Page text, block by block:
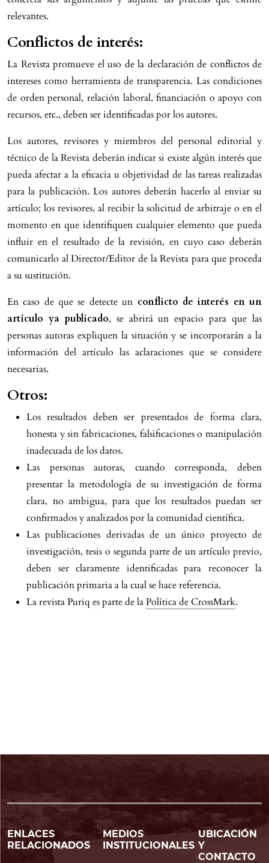
relevantes.
Conflictos de interés:
La Revista promueve el uso de la declaración de conflictos de
intereses como herramienta de transparencia. Las condiciones
de orden personal, relación laboral, financiación o apoyo con
recursos, etc., deben ser identificadas por los autores.
Los autores, revisores y miembros del personal editorial y
técnico de la Revista deberán indicar si existe algún interés que
pueda afectar a la eficacia u objetividad de las tareas realizadas
para la publicación. Los autores deberán hacerlo al enviar su
artículo; los revisores, al recibir la solicitud de arbitraje o en el
momento en que identifiquen cualquier elemento que pueda
influir en el resultado de la revisión, en cuyo caso deberán
comunicarlo al Director/Editor de la Revista para que proceda
a su sustitución.
En caso de que se detecte un conflicto de interés en un
artículo ya publicado, se abrirá un espacio para que las
personas autoras expliquen la situación y se incorporarán a la
información del artículo las aclaraciones que se considere
necesarias.
Otros:
Los resultados deben ser presentados de forma clara,
honesta y sin fabricaciones, falsificaciones o manipulación
inadecuada de los datos.
Las personas autoras, cuando corresponda, deben
presentar la metodología de su investigación de forma
clara, no ambigua, para que los resultados puedan ser
confirmados y analizados por la comunidad científica.
Las publicaciones derivadas de un único proyecto de
investigación, tesis o segunda parte de un artículo previo,
deben ser claramente identificadas para reconocer la
publicación primaria a la cual se hace referencia.
La revista Puriq es parte de laPolítica de CrossMark.
ENLACES
RELACIONADOS
MEDIOS
INSTITUCIONALES
UBICACIÓN
Y
CONTACTO